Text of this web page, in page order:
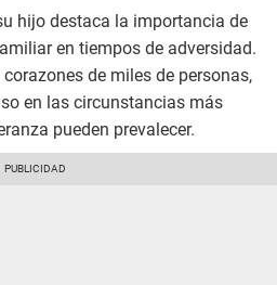
hijo destaca la importancia de
en tiempos de adversidad.
de miles de personas,
en las circunstancias más
pueden prevalecer.